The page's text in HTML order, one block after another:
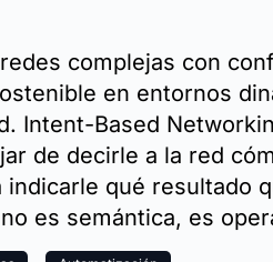
complejas con
en entornos
Intent-Based
de decirle a la red
indicarle qué resultado
es semántica, es